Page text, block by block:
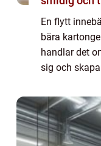
En flytt
bära
handlar det
sig och
tas om hand